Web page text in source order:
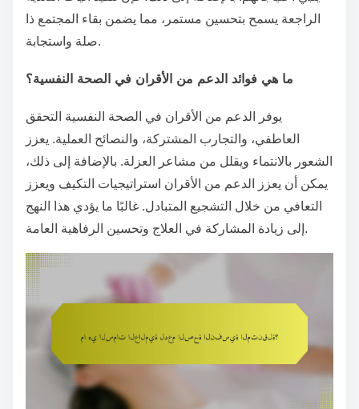
الراجعة يسمح بتحسين مستمر، مما يضمن بقاء المجتمع ذا
صلة واستجابة.
ما هي فوائد الدعم من الأقران في الصحة النفسية؟
يوفر الدعم من الأقران في الصحة النفسية التحقق
العاطفي، والتجارب المشتركة، والنصائح العملية. يعزز
الشعور بالانتماء ويقلل من مشاعر العزلة. بالإضافة إلى ذلك،
يمكن أن يعزز الدعم من الأقران استراتيجيات التكيف ويعزز
التعافي من خلال التشجيع المتبادل. غالبًا ما يؤدي هذا النهج
إلى زيادة المشاركة في العلاج وتحسين الرفاهية العامة.